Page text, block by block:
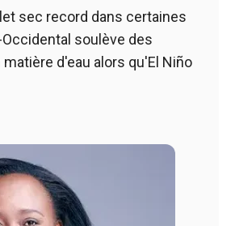
sec record dans certaines
soulève des
d'eau alors qu'El Niño